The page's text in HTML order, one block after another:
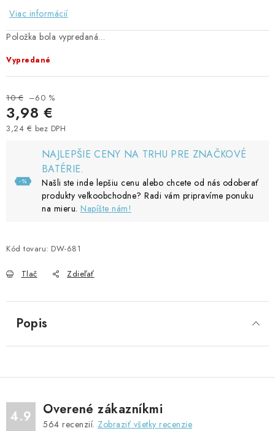
Viac informácií
Položka bola vypredaná…
Vypredané
10 € –60 %
3,98 €
3,24 € bez DPH
NAJLEPŠIE CENY NA TRHU PRE ZNAČKOVÉ
BATÉRIE.
Našli ste inde lepšiu cenu alebo chcete od nás odoberať
produkty veľkoobchodne? Radi vám pripravíme ponuku
na mieru. Napíšte nám!
Kód tovaru: DW-681
Tlač Zdieľať
Popis
4.9 Overené zákazníkmi
564 recenzií. Zobraziť všetky recenzie